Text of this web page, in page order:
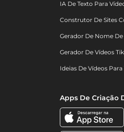
IA De Texto Para
Construtor De Sites
Gerador De Nome
Gerador De Vídeos
Ideias De Vídeos
Apps De Criação